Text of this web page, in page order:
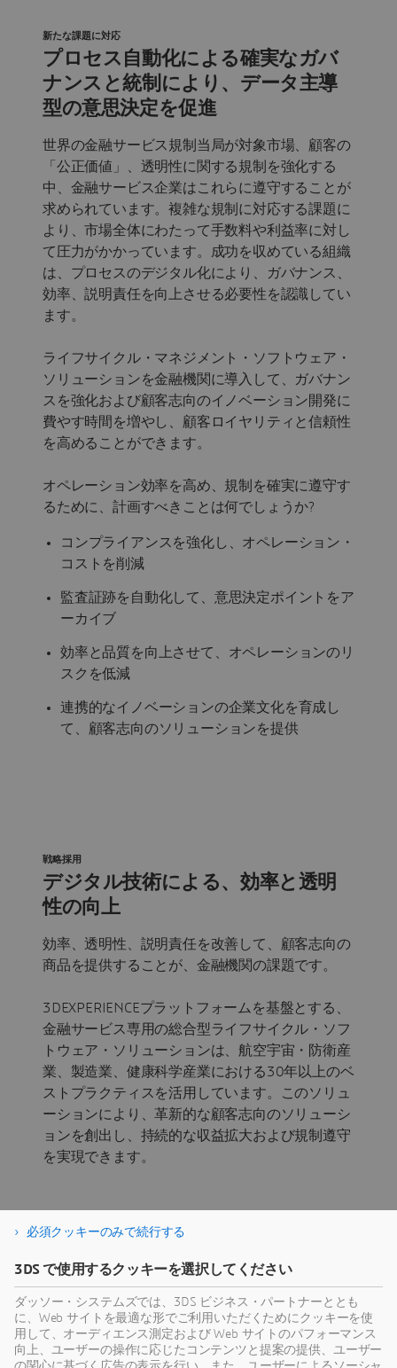
プロセス自動化による確実なガバ
ナンスと統制により、データ主導
型の意思決定を促進
新たな課題に対応
世界の金融サービス規制当局が対象市場、顧客の
「公正価値」、透明性に関する規制を強化する
中、金融サービス企業はこれらに遵守することが
求められています。複雑な規制に対応する課題に
より、市場全体にわたって手数料や利益率に対し
て圧力がかかっています。成功を収めている組織
は、プロセスのデジタル化により、ガバナンス、
効率、説明責任を向上させる必要性を認識してい
ます。
ライフサイクル・マネジメント・ソフトウェア・
ソリューションを金融機関に導入して、ガバナン
スを強化および顧客志向のイノベーション開発に
費やす時間を増やし、顧客ロイヤリティと信頼性
を高めることができます。
オペレーション効率を高め、規制を確実に遵守す
るために、計画すべきことは何でしょうか?
コンプライアンスを強化し、オペレーション・
コストを削減
監査証跡を自動化して、意思決定ポイントをア
ーカイブ
効率と品質を向上させて、オペレーションのリ
スクを低減
連携的なイノベーションの企業文化を育成し
て、顧客志向のソリューションを提供
デジタル技術による、効率と透明
性の向上
戦略採用
効率、透明性、説明責任を改善して、顧客志向の
商品を提供することが、金融機関の課題です。
3DEXPERIENCEプラットフォームを基盤とする、
金融サービス専用の総合型ライフサイクル・ソフ
トウェア・ソリューションは、航空宇宙・防衛産
業、製造業、健康科学産業における30年以上のベ
ストプラクティスを活用しています。このソリュ
ーションにより、革新的な顧客志向のソリューシ
ョンを創出し、持続的な収益拡大および規制遵守
を実現できます。
インダストリー・ソリューショ
ン・エクスペリエンスの詳細
貴社の専門領域への取り組みおよびビジネス目標の達成
必須クッキーのみで続行する
3DS で使用するクッキーを選択してください
ダッソー・システムズでは、3DS ビジネス・パートナーととも
に、Web サイトを最適な形でご利用いただくためにクッキーを使
用して、オーディエンス測定および Web サイトのパフォーマンス
向上、ユーザーの操作に応じたコンテンツと提案の提供、ユーザー